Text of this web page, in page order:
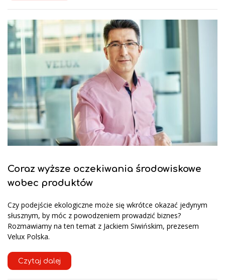
Coraz wyższe oczekiwania środowiskowe
wobec produktów
Czy podejście ekologiczne może się wkrótce okazać jedynym
słusznym, by móc z powodzeniem prowadzić biznes?
Rozmawiamy na ten temat z Jackiem Siwińskim, prezesem
Velux Polska.
Czytaj dalej